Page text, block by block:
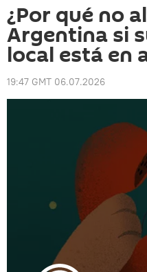
¿Por qué no
Argentina si
local está en
19:47 GMT 06.07.2026